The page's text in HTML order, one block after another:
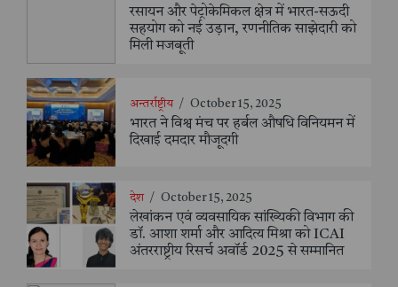
रसायन और पेट्रोकेमिकल क्षेत्र में भारत-सऊदी
सहयोग को नई उड़ान, रणनीतिक साझेदारी को
मिली मजबूती
अन्तर्राष्ट्रीय / October 15, 2025
भारत ने विश्व मंच पर हर्बल औषधि विनियमन में
दिखाई दमदार मौजूदगी
देश / October 15, 2025
लेखांकन एवं व्यवसायिक सांख्यिकी विभाग की
डॉ. आशा शर्मा और आदित्य मिश्रा को ICAI
अंतरराष्ट्रीय रिसर्च अवॉर्ड 2025 से सम्मानित